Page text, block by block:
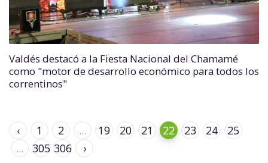
Valdés destacó a la Fiesta Nacional del Chamamé
como "motor de desarrollo económico para todos los
correntinos"
‹ 1 2 ... 19 20 21 22 23 24
25
...
305 306 ›